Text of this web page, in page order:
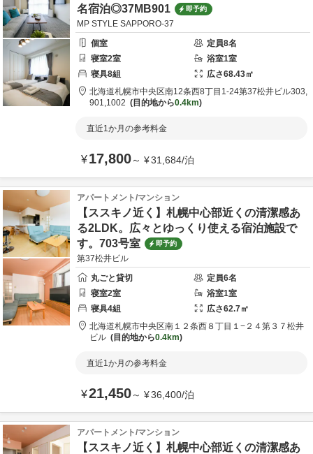
名宿泊◎37MB901
即予約
MP STYLE SAPPORO-37
個室
定員8名
寝室2室 浴室1室
寝具8組 広さ68.43㎡
北海道札幌市中央区南12条西8丁目1-24第37松井ビル303,
901,1002
目的地から0.4km
直近1か月の参考料金
¥17,800～ ¥31,684/泊
アパートメント/マンション
【ススキノ近く】札幌中心部近くの清潔感あ
る2LDK。広々とゆっくり使える宿泊施設で
す。703号室
即予約
第37松井ビル
丸ごと貸切
定員6名
寝室2室 浴室1室
寝具4組 広さ62.7㎡
北海道札幌市中央区南１２条西８丁目１−２４第３７松井
ビル
目的地から0.4km
直近1か月の参考料金
¥21,450～ ¥36,400/泊
アパートメント/マンション
【ススキノ近く】札幌中心部近くの清潔感あ